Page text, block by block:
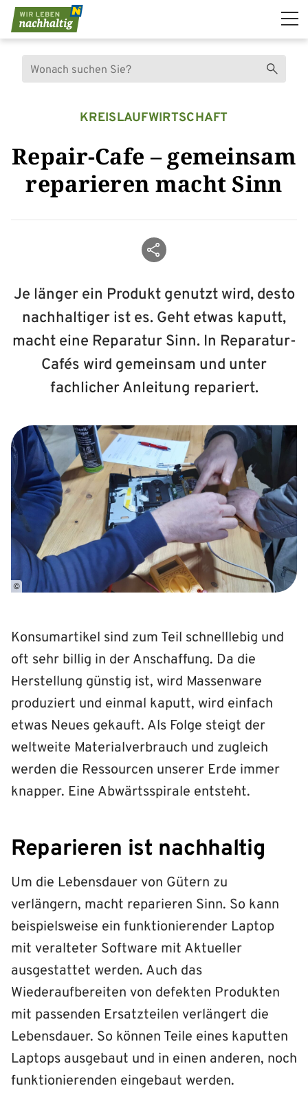
Navigation überspringen
Suche Suchen
KREISLAUFWIRTSCHAFT
Repair-Cafe – gemeinsam
reparieren macht Sinn
Beitrag teilen
Je länger ein Produkt genutzt wird, desto
nachhaltiger ist es. Geht etwas kaputt,
macht eine Reparatur Sinn. In Reparatur-
Cafés wird gemeinsam und unter
fachlicher Anleitung repariert.
©
Konsumartikel sind zum Teil schnelllebig und
oft sehr billig in der Anschaffung. Da die
Herstellung günstig ist, wird Massenware
produziert und einmal kaputt, wird einfach
etwas Neues gekauft. Als Folge steigt der
weltweite Materialverbrauch und zugleich
werden die Ressourcen unserer Erde immer
knapper. Eine Abwärtsspirale entsteht.
Reparieren ist nachhaltig
Um die Lebensdauer von Gütern zu
verlängern, macht reparieren Sinn. So kann
beispielsweise ein funktionierender Laptop
mit veralteter Software mit Aktueller
ausgestattet werden. Auch das
Wiederaufbereiten von defekten Produkten
mit passenden Ersatzteilen verlängert die
Lebensdauer. So können Teile eines kaputten
Laptops ausgebaut und in einen anderen, noch
funktionierenden eingebaut werden.